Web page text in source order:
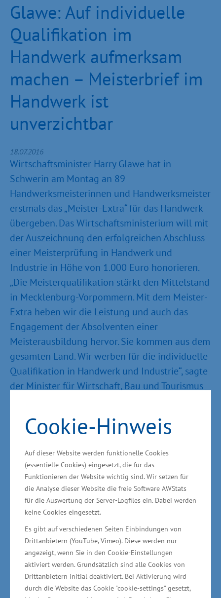
Cookie-Hinweis
Auf dieser Website werden funktionelle Cookies
(essentielle Cookies) eingesetzt, die für das
Funktionieren der Website wichtig sind. Wir setzen für
die Analyse dieser Website die freie Software AWStats
für die Auswertung der Server-Logfiles ein. Dabei werden
keine Cookies eingesetzt.
Es gibt auf verschiedenen Seiten Einbindungen von
Drittanbietern (YouTube, Vimeo). Diese werden nur
angezeigt, wenn Sie in den Cookie-Einstellungen
aktiviert werden. Grundsätzlich sind alle Cookies von
Drittanbietern initial deaktiviert. Bei Aktivierung wird
durch die Website das Cookie "cookie-settings" gesetzt,
Glawe: Auf individuelle
Qualifikation im
Handwerk aufmerksam
machen – Meisterbrief im
Handwerk ist
unverzichtbar
18.07.2016
Wirtschaftsminister Harry Glawe hat in
Schwerin am Montag an 89
Handwerksmeisterinnen und Handwerksmeister
erstmals das „Meister-Extra“ für das Handwerk
übergeben. Das Wirtschaftsministerium will mit
der Auszeichnung den erfolgreichen Abschluss
einer Meisterprüfung in Handwerk und
Industrie in Höhe von 1.000 Euro honorieren.
„Die Meisterqualifikation stärkt den Mittelstand
in Mecklenburg-Vorpommern. Mit dem Meister-
Extra heben wir die Leistung und auch das
Engagement der Absolventen einer
Meisterausbildung hervor. Sie kommen aus dem
gesamten Land. Wir werben für die individuelle
Qualifikation in Handwerk und Industrie“, sagte
der Minister für Wirtschaft, Bau und Tourismus
Handwerksmeister haben ihre Ausbildung z.B. in
den Gewerken des Friseurhandwerks,
Kfz-Mechanikerhandwerks und Maurer- und
Betonbauerhandwerks erfolgreich absolviert.
Geehrt wurden die Handwerksmeister der
Handwerkskammer Schwerin und der
Handwerkskammer Ostmecklenburg-
Vorpommern
Meisterbrief im Handwerk nicht gefährden
Der Meistertitel ist das anerkannte Gütesiegel